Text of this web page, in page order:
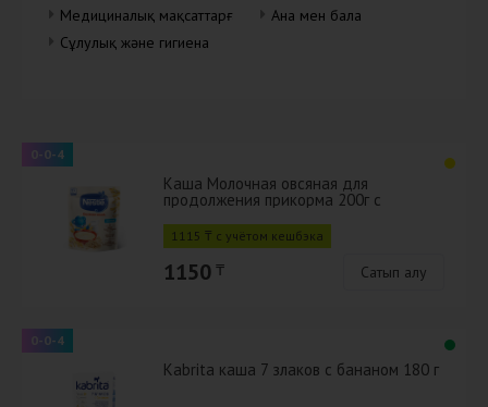
Медициналық мақсаттарға арналған бұйымдар
Сұлулық және гигиена
Ана мен бала
0-0-4
Каша Молочная овсяная для
продолжения прикорма 200г с
1115 ₸ с учётом кешбэка
1150 ₸ Сатып алу
0-0-4
Kabrita каша 7 злаков с бананом 180 г